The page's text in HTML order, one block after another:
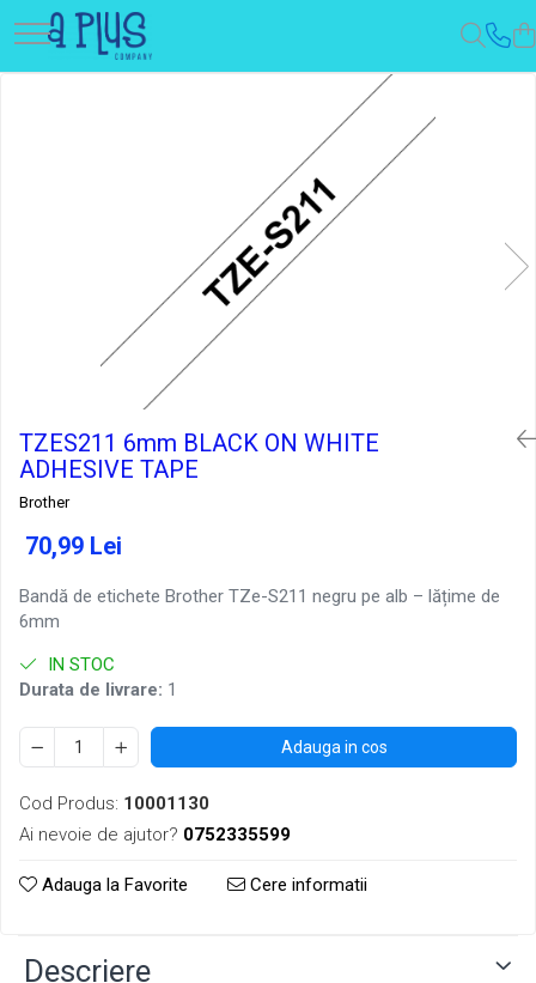
TZES211 6mm BLACK ON WHITE
ADHESIVE TAPE
Brother
70,99 Lei
Bandă de etichete Brother TZe-S211 negru pe alb – lățime de
6mm
IN STOC
Durata de livrare: 1
Adauga in cos
Cod Produs: 10001130
Ai nevoie de ajutor? 0752335599
Adauga la Favorite Cere informatii
Descriere